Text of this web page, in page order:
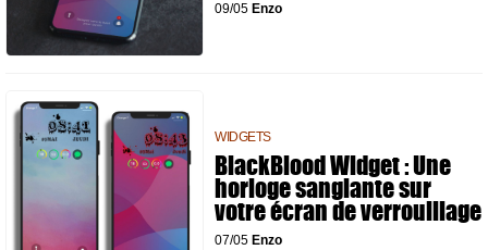
09/05 Enzo
WIDGETS
BlackBlood Widget : Une
horloge sanglante sur
votre écran de verrouillage
07/05 Enzo